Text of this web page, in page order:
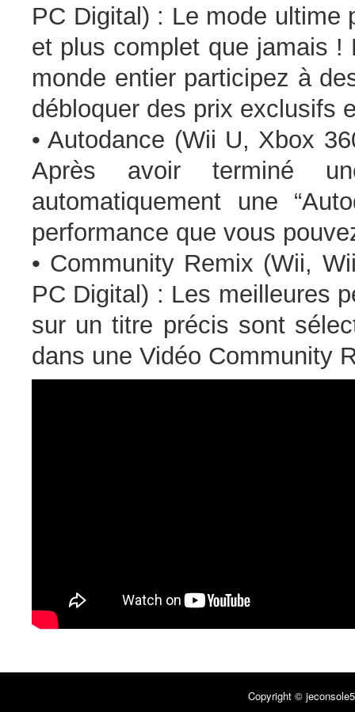
PC Digital) : Le mode ultime
et plus complet que jamais
monde entier participez à
débloquer des prix exclusifs
• Autodance (Wii U, Xbox
Après avoir terminé
automatiquement une
performance que vous
• Community Remix (Wii,
PC Digital) : Les meilleures
sur un titre précis sont
dans une Vidéo Community
Copyright ©